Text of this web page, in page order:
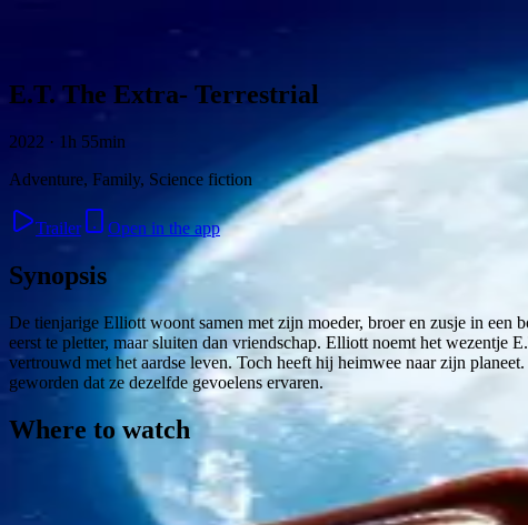
E.T. The Extra- Terrestrial
2022 · 1h 55min
Adventure, Family, Science fiction
Trailer Open in the app
Synopsis
De tienjarige Elliott woont samen met zijn moeder, broer en zusje in
eerst te pletter, maar sluiten dan vriendschap. Elliott noemt het wezentje
vertrouwd met het aardse leven. Toch heeft hij heimwee naar zijn
geworden dat ze dezelfde gevoelens ervaren.
Where to watch
FeedbackPrivacy
Terms
©2026 ·a product of Boydroid B.V.